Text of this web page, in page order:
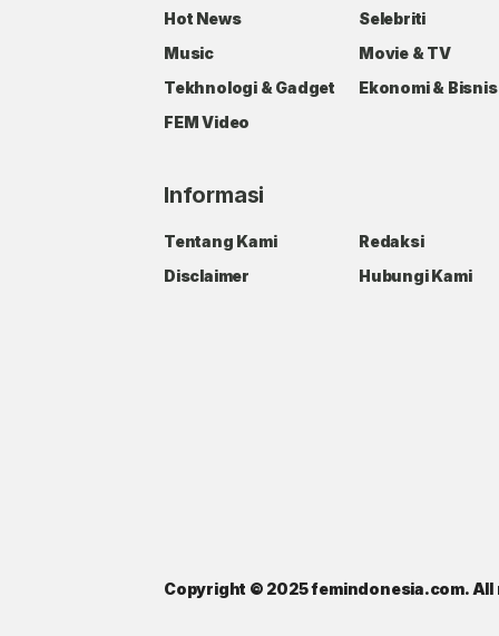
Hot News Selebriti
Music
Movie & TV
Tekhnologi & Gadget
Ekonomi & Bisnis
FEM Video
Informasi
Tentang Kami Redaksi
Disclaimer
Hubungi Kami
Copyright © 2025 femindonesia.com.